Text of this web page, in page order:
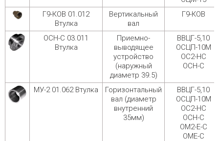
Г9-КОВ 01.012
Втулка
Вертикальный
вал
Г9-КОВ
ОСН-С 03.011
Втулка
Приемно-
выводящее
устройство
(наружный
диаметр 39.5)
ВВЦГ-5,10
ОСЦП-10М
ОС2-НС
ОСН-С
МУ-2 01.062 Втулка
Горизонтальный
вал (диаметр
внутренний
35мм)
ВВЦГ-5,10
ОСЦП-10М
ОС2-НС
ОСН-С
ОМ2-Е-С
ОМЕ-С